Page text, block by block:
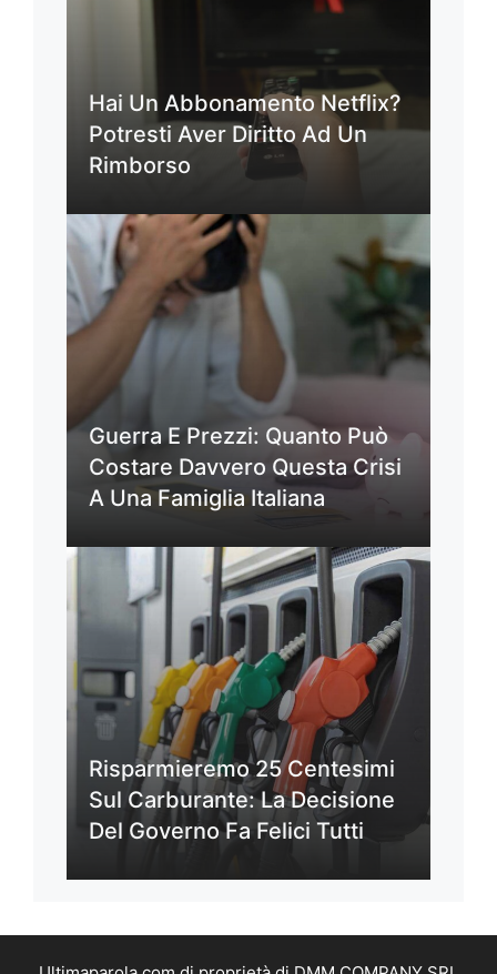
Hai Un Abbonamento Netflix?
Potresti Aver Diritto Ad Un
Rimborso
Guerra E Prezzi: Quanto Può
Costare Davvero Questa Crisi
A Una Famiglia Italiana
Risparmieremo 25 Centesimi
Sul Carburante: La Decisione
Del Governo Fa Felici Tutti